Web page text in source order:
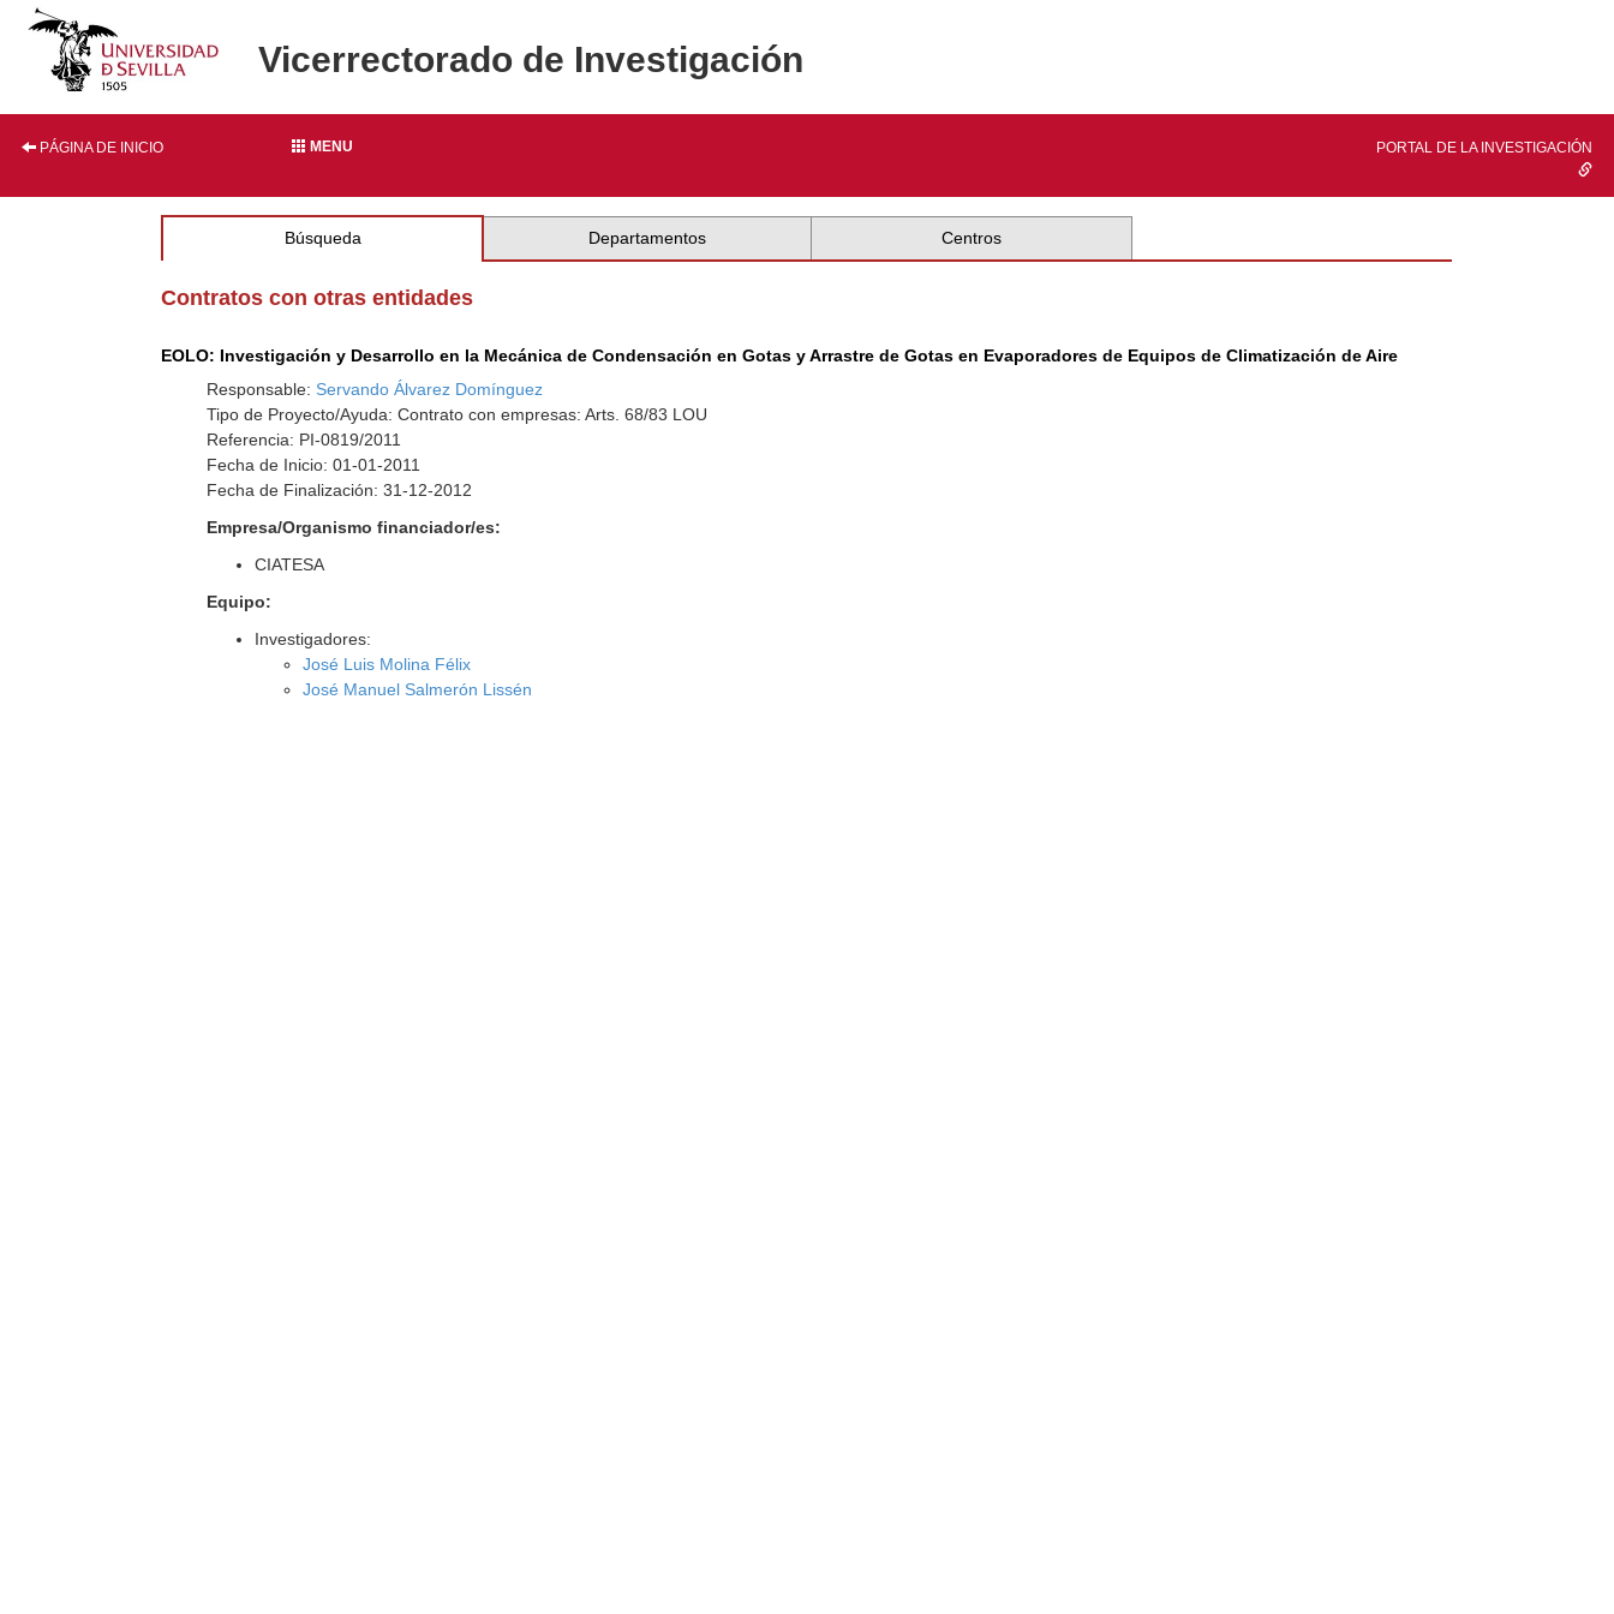
Vicerrectorado de Investigación
PÁGINA DE INICIO MENU PORTAL DE LA INVESTIGACIÓN
Búsqueda Departamentos Centros
Contratos con otras entidades
EOLO: Investigación y Desarrollo en la Mecánica de Condensación en Gotas y Arrastre de Gotas en Evaporadores de Equipos de Climatización de Aire
Responsable: Servando Álvarez Domínguez
Tipo de Proyecto/Ayuda: Contrato con empresas: Arts. 68/83 LOU
Referencia: PI-0819/2011
Fecha de Inicio: 01-01-2011
Fecha de Finalización: 31-12-2012
Empresa/Organismo financiador/es:
CIATESA
Equipo:
Investigadores:
José Luis Molina Félix
José Manuel Salmerón Lissén